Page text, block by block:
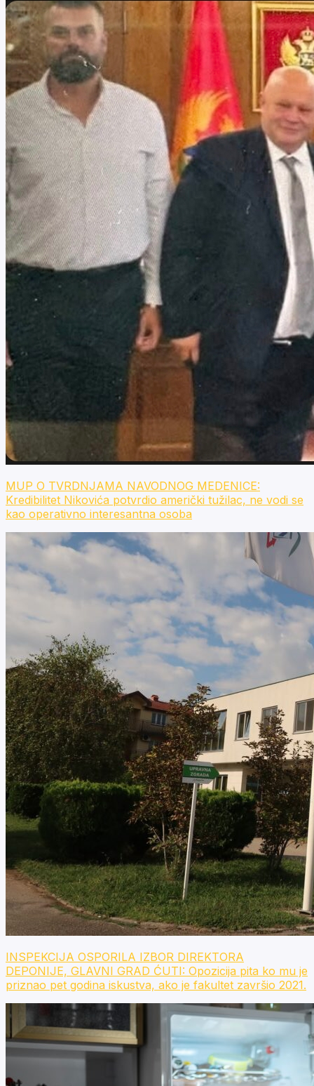
MUP O TVRDNJAMA NAVODNOG MEDENICE:
Kredibilitet Nikovića potvrdio američki tužilac, ne vodi se
kao operativno interesantna osoba
INSPEKCIJA OSPORILA IZBOR DIREKTORA
DEPONIJE, GLAVNI GRAD ĆUTI: Opozicija pita ko mu je
priznao pet godina iskustva, ako je fakultet završio 2021.